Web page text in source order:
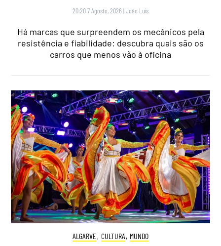
20:20 7 Agosto, 2026 |João Luís
Há marcas que surpreendem os mecânicos pela
resistência e fiabilidade: descubra quais são os
carros que menos vão à oficina
ALGARVE, CULTURA, MUNDO